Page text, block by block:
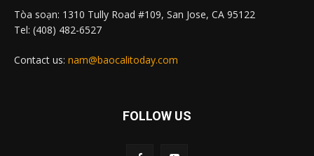
Tòa soạn: 1310 Tully Road #109, San Jose, CA 95122
Tel: (408) 482-6527
Contact us: nam@baocalitoday.com
FOLLOW US